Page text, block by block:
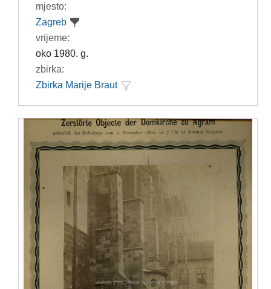
mjesto:
Zagreb
vrijeme:
oko 1980. g.
zbirka:
Zbirka Marije Braut